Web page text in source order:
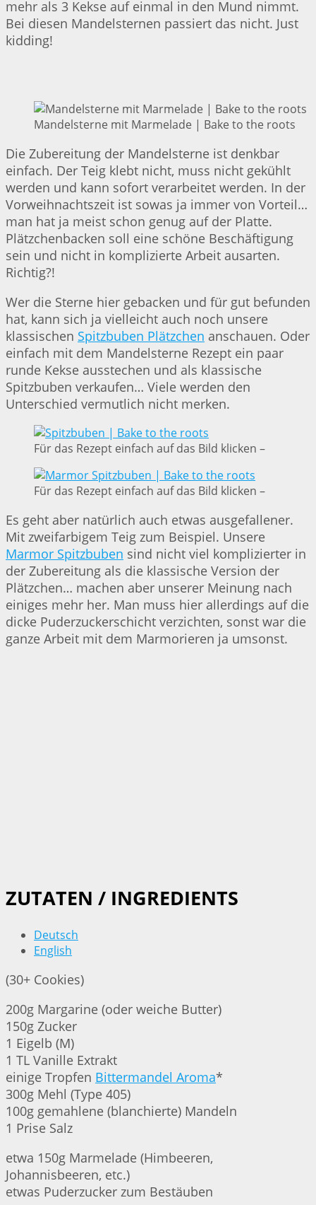
mehr als 3 Kekse auf einmal in den Mund nimmt.
Bei diesen Mandelsternen passiert das nicht. Just
kidding!
Mandelsterne mit Marmelade | Bake to the roots
Die Zubereitung der Mandelsterne ist denkbar
einfach. Der Teig klebt nicht, muss nicht gekühlt
werden und kann sofort verarbeitet werden. In der
Vorweihnachtszeit ist sowas ja immer von Vorteil…
man hat ja meist schon genug auf der Platte.
Plätzchenbacken soll eine schöne Beschäftigung
sein und nicht in komplizierte Arbeit ausarten.
Richtig?!
Wer die Sterne hier gebacken und für gut befunden
hat, kann sich ja vielleicht auch noch unsere
klassischen Spitzbuben Plätzchen anschauen. Oder
einfach mit dem Mandelsterne Rezept ein paar
runde Kekse ausstechen und als klassische
Spitzbuben verkaufen… Viele werden den
Unterschied vermutlich nicht merken.
Für das Rezept einfach auf das Bild klicken –
Für das Rezept einfach auf das Bild klicken –
Es geht aber natürlich auch etwas ausgefallener.
Mit zweifarbigem Teig zum Beispiel. Unsere
Marmor Spitzbuben sind nicht viel komplizierter in
der Zubereitung als die klassische Version der
Plätzchen… machen aber unserer Meinung nach
einiges mehr her. Man muss hier allerdings auf die
dicke Puderzuckerschicht verzichten, sonst war die
ganze Arbeit mit dem Marmorieren ja umsonst.
ZUTATEN / INGREDIENTS
Deutsch
English
(30+ Cookies)
200g Margarine (oder weiche Butter)
150g Zucker
1 Eigelb (M)
1 TL Vanille Extrakt
einige Tropfen Bittermandel Aroma*
300g Mehl (Type 405)
100g gemahlene (blanchierte) Mandeln
1 Prise Salz
etwa 150g Marmelade (Himbeeren,
Johannisbeeren, etc.)
etwas Puderzucker zum Bestäuben